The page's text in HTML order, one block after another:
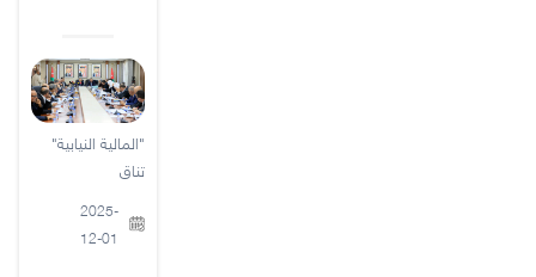
"المالية النيابية"
تناق
2025-
12-01